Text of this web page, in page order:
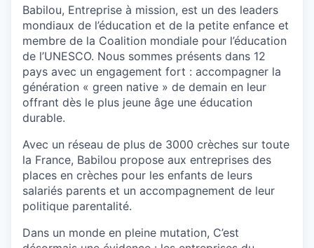
Babilou, Entreprise à mission, est un des leaders
mondiaux de l’éducation et de la petite enfance et
membre de la Coalition mondiale pour l’éducation
de l’UNESCO. Nous sommes présents dans 12
pays avec un engagement fort : accompagner la
génération « green native » de demain en leur
offrant dès le plus jeune âge une éducation
durable.
Avec un réseau de plus de 3000 crèches sur toute
la France, Babilou propose aux entreprises des
places en crèches pour les enfants de leurs
salariés parents et un accompagnement de leur
politique parentalité.
Dans un monde en pleine mutation, C’est